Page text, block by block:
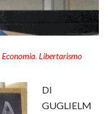
Economia, Libertarismo
DI
GUGLIELM